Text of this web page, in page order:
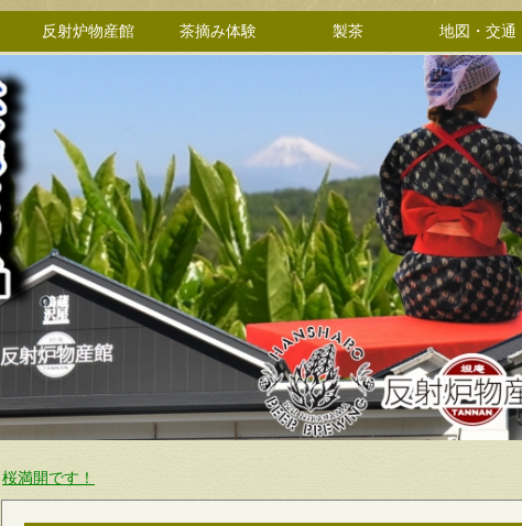
反射炉物産館 茶摘み体験 製茶 地図・交通
桜満開です！